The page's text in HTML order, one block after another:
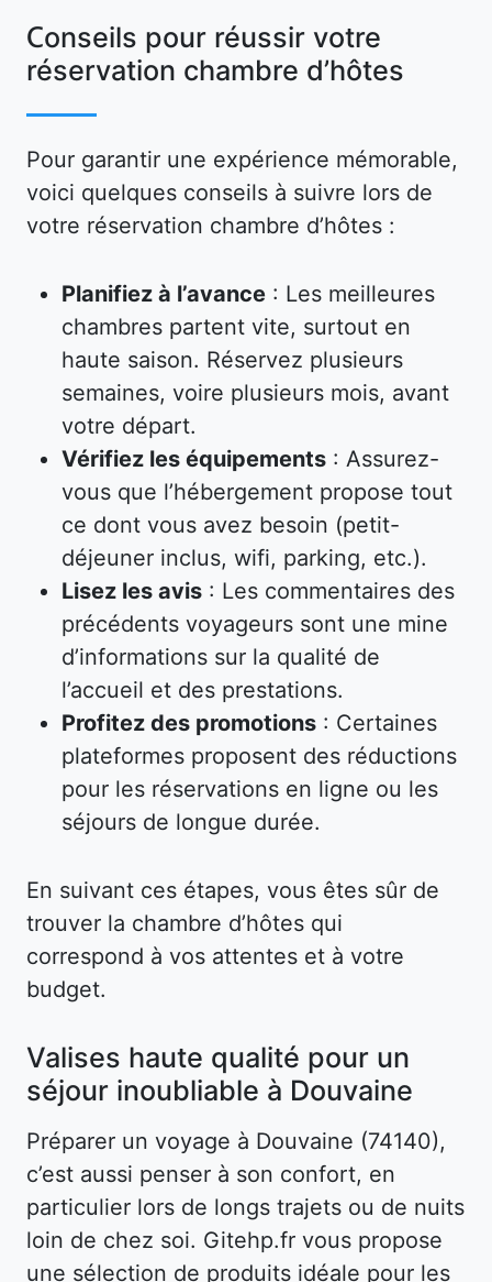
Conseils pour réussir votre
réservation chambre d’hôtes
Pour garantir une expérience mémorable,
voici quelques conseils à suivre lors de
votre réservation chambre d’hôtes :
Planifiez à l’avance : Les meilleures
chambres partent vite, surtout en
haute saison. Réservez plusieurs
semaines, voire plusieurs mois, avant
votre départ.
Vérifiez les équipements : Assurez-
vous que l’hébergement propose tout
ce dont vous avez besoin (petit-
déjeuner inclus, wifi, parking, etc.).
Lisez les avis : Les commentaires des
précédents voyageurs sont une mine
d’informations sur la qualité de
l’accueil et des prestations.
Profitez des promotions : Certaines
plateformes proposent des réductions
pour les réservations en ligne ou les
séjours de longue durée.
En suivant ces étapes, vous êtes sûr de
trouver la chambre d’hôtes qui
correspond à vos attentes et à votre
budget.
Valises haute qualité pour un
séjour inoubliable à Douvaine
Préparer un voyage à Douvaine (74140),
c’est aussi penser à son confort, en
particulier lors de longs trajets ou de nuits
loin de chez soi. Gitehp.fr vous propose
une sélection de produits idéale pour les